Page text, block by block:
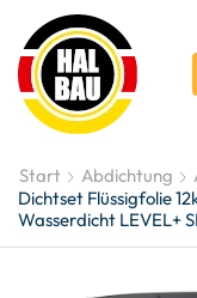
Start Abdichtung
Dichtset Flüssigfolie
Wasserdicht LEVEL+